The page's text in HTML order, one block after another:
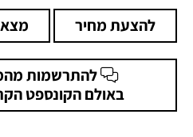
להצעת מחיר
להתרשמות
באולם הקונספט